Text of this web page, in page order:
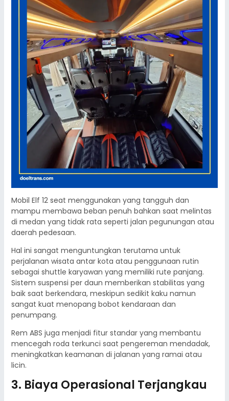
Mobil Elf 12 seat menggunakan yang tangguh dan
mampu membawa beban penuh bahkan saat melintas
di medan yang tidak rata seperti jalan pegunungan atau
daerah pedesaan.
Hal ini sangat menguntungkan terutama untuk
perjalanan wisata antar kota atau penggunaan rutin
sebagai shuttle karyawan yang memiliki rute panjang.
Sistem suspensi per daun memberikan stabilitas yang
baik saat berkendara, meskipun sedikit kaku namun
sangat kuat menopang bobot kendaraan dan
penumpang.
Rem ABS juga menjadi fitur standar yang membantu
mencegah roda terkunci saat pengereman mendadak,
meningkatkan keamanan di jalanan yang ramai atau
licin.
3. Biaya Operasional Terjangkau